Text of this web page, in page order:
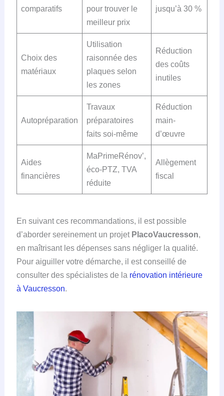
comparatifs
pour trouver le
meilleur prix
jusqu’à 30 %
Choix des
matériaux
Utilisation
raisonnée des
plaques selon
les zones
Réduction
des coûts
inutiles
Autopréparation
Travaux
préparatoires
faits soi-même
Réduction
main-
d’œuvre
Aides
financières
MaPrimeRénov’,
éco-PTZ, TVA
réduite
Allègement
fiscal
En suivant ces recommandations, il est possible
d’aborder sereinement un projet PlacoVaucresson,
en maîtrisant les dépenses sans négliger la qualité.
Pour aiguiller votre démarche, il est conseillé de
consulter des spécialistes de la rénovation intérieure
à Vaucresson.